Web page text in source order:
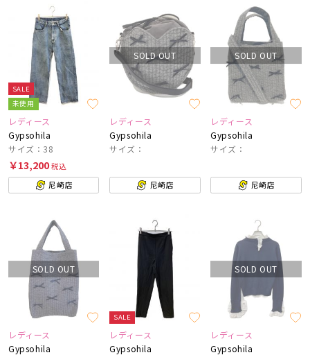
SALE
未使用
レディース
Gypsohila
サイズ：38
￥13,200税込
尼崎店
SOLD OUT
レディース
Gypsohila
サイズ：
尼崎店
SOLD OUT
レディース
Gypsohila
サイズ：
尼崎店
SOLD OUT
レディース
Gypsohila
SALE
レディース
Gypsohila
SOLD OUT
レディース
Gypsohila